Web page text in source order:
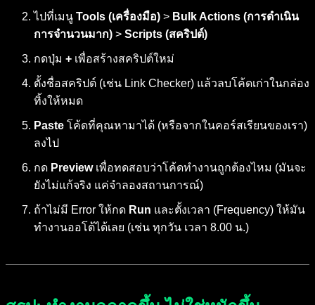
ไปที่เมนู Tools (เครื่องมือ) > Bulk Actions (การดำเนิน
การจำนวนมาก) > Scripts (สคริปต์)
กดปุ่ม + เพื่อสร้างสคริปต์ใหม่
ตั้งชื่อสคริปต์ (เช่น Link Checker) แล้วลบโค้ดเก่าในกล่อง
ทิ้งให้หมด
Paste โค้ดที่คุณหามาได้ (หรือจากในคอร์สเรียนของเรา)
ลงไป
กด Previewเพื่อทดสอบว่าโค้ดทำงานถูกต้องไหม (มันจะ
ยังไม่แก้จริง แค่จำลองสถานการณ์)
ถ้าไม่มี Error ให้กด Run และตั้งเวลา (Frequency) ให้มัน
ทำงานออโต้ได้เลย (เช่น ทุกวัน เวลา 8.00 น.)